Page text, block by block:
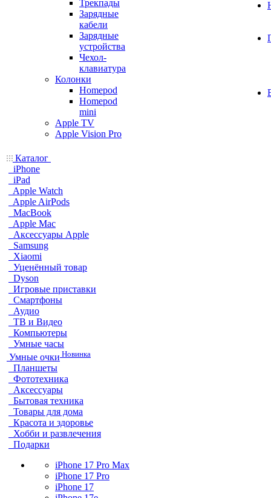
Трекпады
Зарядные
кабели
Зарядные
устройства
Чехол-
клавиатура
Колонки
Homepod
Homepod
mini
Apple TV
Apple Vision Pro
Каталог
iPhone
iPad
Apple Watch
Apple AirPods
MacBook
Apple Mac
Аксессуары Apple
Samsung
Xiaomi
Уценённый товар
Dyson
Игровые приставки
Смартфоны
Аудио
ТВ и Видео
Компьютеры
Умные часы
Умные очки Новинка
Планшеты
Фототехника
Аксессуары
Бытовая техника
Товары для дома
Красота и здоровье
Хобби и развлечения
Подарки
iPhone 17 Pro Max
iPhone 17 Pro
iPhone 17